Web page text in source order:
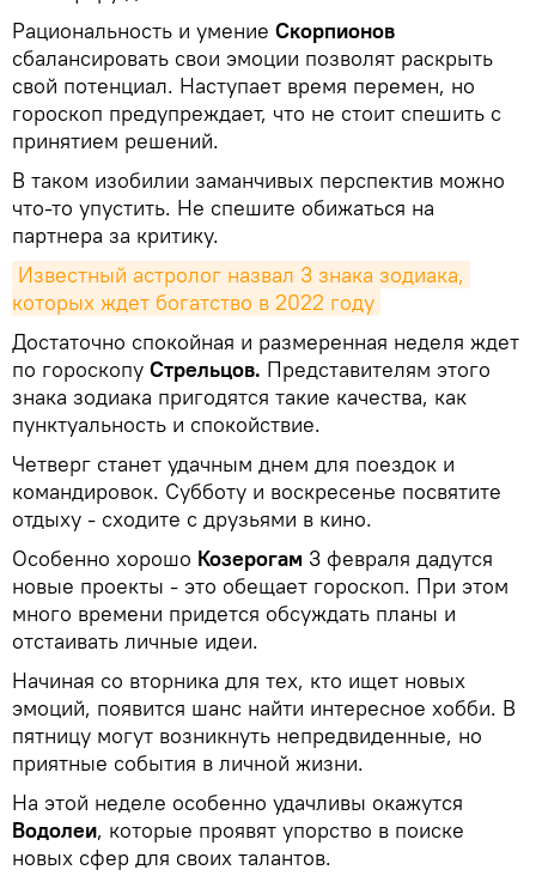
Рациональность и умение Скорпионов
сбалансировать свои эмоции позволят раскрыть
свой потенциал. Наступает время перемен, но
гороскоп предупреждает, что не стоит спешить с
принятием решений.
В таком изобилии заманчивых перспектив можно
что-то упустить. Не спешите обижаться на
партнера за критику.
Известный астролог назвал 3 знака зодиака,
которых ждет богатство в 2022 году
Достаточно спокойная и размеренная неделя ждет
по гороскопу Стрельцов. Представителям этого
знака зодиака пригодятся такие качества, как
пунктуальность и спокойствие.
Четверг станет удачным днем для поездок и
командировок. Субботу и воскресенье посвятите
отдыху - сходите с друзьями в кино.
Особенно хорошо Козерогам 3 февраля дадутся
новые проекты - это обещает гороскоп. При этом
много времени придется обсуждать планы и
отстаивать личные идеи.
Начиная со вторника для тех, кто ищет новых
эмоций, появится шанс найти интересное хобби. В
пятницу могут возникнуть непредвиденные, но
приятные события в личной жизни.
На этой неделе особенно удачливы окажутся
Водолеи, которые проявят упорство в поиске
новых сфер для своих талантов.